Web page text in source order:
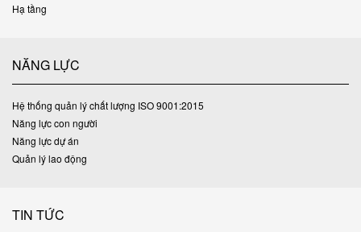
Hạ tầng
NĂNG LỰC
Hệ thống quản lý chất lượng ISO 9001:2015
Năng lực con người
Năng lực dự án
Quản lý lao động
TIN TỨC